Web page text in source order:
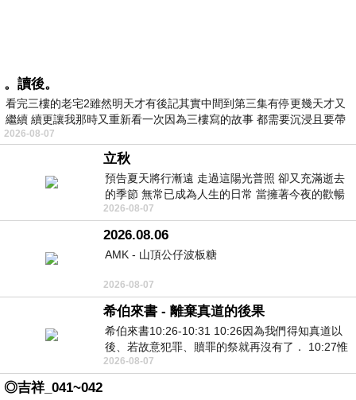
。讀後。
看完三樓的老宅2雖然明天才有後記其實中間到第三集有停更幾天才又
繼續 續更讓我那時又重新看一次因為三樓寫的故事 都需要沉浸且要帶
有
2026-08-07
立秋
預告夏天將行漸遠 走過這陽光普照 卻又充滿逝去
的季節 無常已成為人生的日常 當擁著今夜的歡暢
舒心 轉眼驟成昨日 而明晨 太陽
2026-08-07
2026.08.06
AMK - 山頂公仔波板糖
2026-08-07
希伯來書 - 離棄真道的後果
希伯來書10:26-10:31 10:26因為我們得知真道以
後、若故意犯罪、贖罪的祭就再沒有了． 10:27惟
有戰懼等候審判和那燒滅眾敵人的烈火
2026-08-07
◎吉祥_041~042